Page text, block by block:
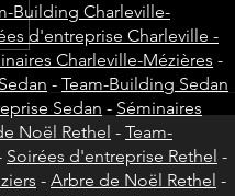
organiser un
Day en entreprise
Building Charleville-
d'entreprise Charleville -
Charleville-Mézières -
- Team-Building Sedan
Sedan - Séminaires
Noël Rethel - Team-
Soirées d'entreprise Rethel -
- Arbre de Noël Rethel -